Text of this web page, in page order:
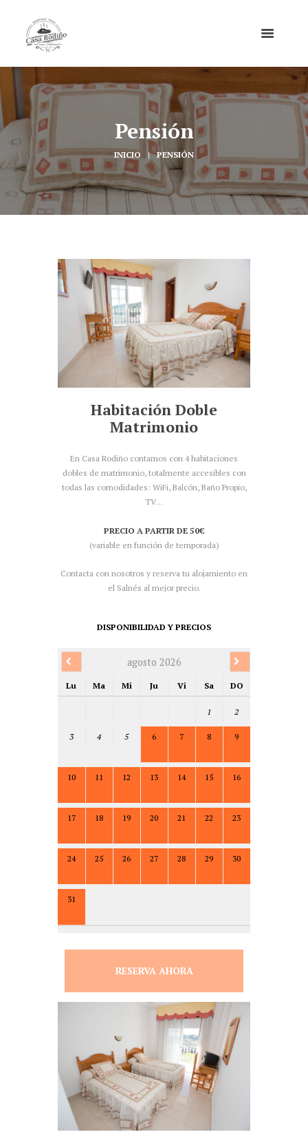
Pensión
INICIO PENSIÓN
Habitación Doble
Matrimonio
En Casa Rodiño contamos con 4 habitaciones
dobles de matrimonio, totalmente accesibles con
todas las comodidades: WiFi, Balcón, Baño Propio,
TV…
PRECIO A PARTIR DE 50€
(variable en función de temporada)
Contacta con nosotros y reserva tu alojamiento en
el Salnés al mejor precio.
DISPONIBILIDAD Y PRECIOS
agosto 2026
Lu Ma Mi Ju Vi Sa DO
1 2
3 4 5 6 7 8 9
10 11 12 13 14 15 16
17 18 19 20 21 22 23
24 25 26 27 28 29 30
31
RESERVA AHORA